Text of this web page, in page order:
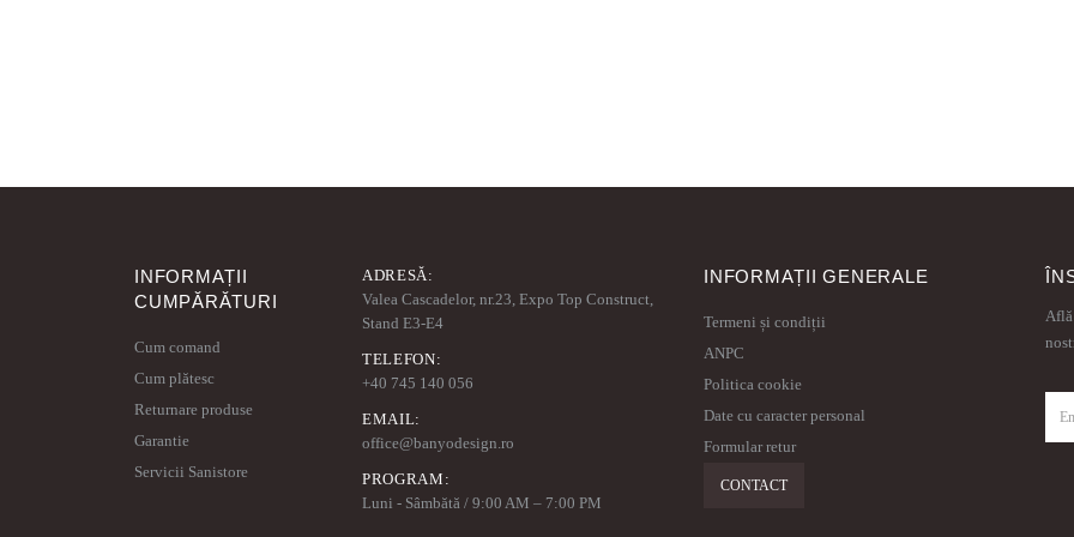
INFORMAȚII
CUMPĂRĂTURI
Cum comand
Cum plătesc
Returnare produse
Garantie
Servicii Sanistore
ADRESĂ:
Valea Cascadelor, nr.23, Expo Top Construct,
Stand E3-E4
TELEFON:
+40 745 140 056
EMAIL:
office@banyodesign.ro
PROGRAM:
Luni - Sâmbătă / 9:00 AM – 7:00 PM
INFORMAȚII GENERALE
Termeni și condiții
ANPC
Politica cookie
Date cu caracter personal
Formular retur
CONTACT